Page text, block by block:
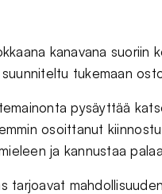
kanavana suoriin
tukemaan
pysäyttää
osoittanut
ja kannustaa
tarjoavat